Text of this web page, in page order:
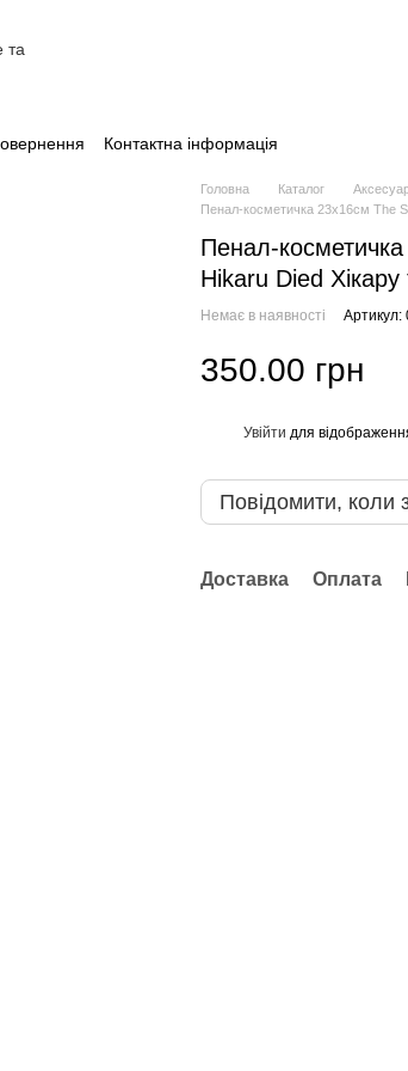
Контактна інформація
Головна Каталог
Пенал-косметичка 23х16см The
Пенал-
Hikaru Died Хікару
Немає в наявності Артикул:
350.00 грн
Увійти для
Повідомити, коли
Доставка Оплата